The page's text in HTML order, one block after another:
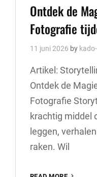
Links
Ontdek de
Fotografie
11 juni 2026 by
Artikel:
Ontdek de
Fotografie
krachtig middel
leggen,
raken. Wil